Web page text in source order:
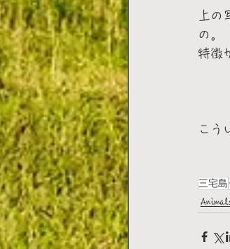
上
の。
特徴
こう
三宅島